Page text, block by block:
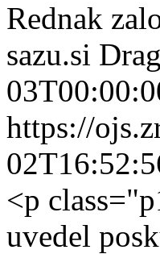
Rednak
sazu.si
https://
<p
uvedel